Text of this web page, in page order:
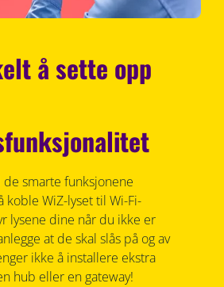
å sette opp
smarte funksjonene
WiZ-lyset til Wi-Fi-
lysene dine når du ikke er
at de skal slås på og av
ikke å installere ekstra
hub eller en gateway!